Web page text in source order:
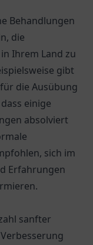
Behandlungen
die
Ihrem Land zu
gibt
die Ausübung
einige
absolviert
sich im
Erfahrungen
sanfter